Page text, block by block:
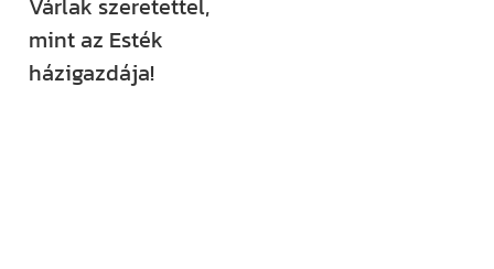
Várlak szeretettel,
mint az Esték
házigazdája!